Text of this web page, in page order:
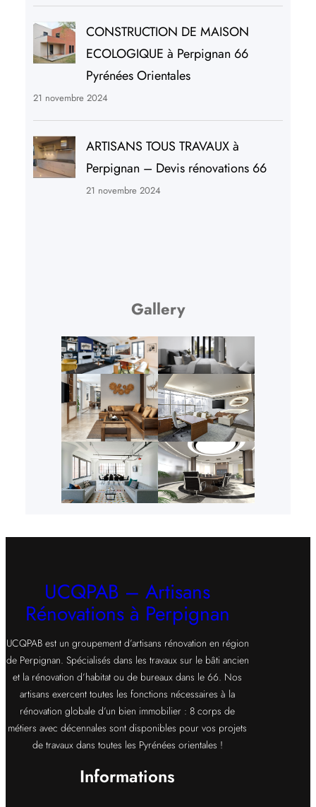
CONSTRUCTION DE MAISON
ECOLOGIQUE à Perpignan 66
Pyrénées Orientales
21 novembre 2024
ARTISANS TOUS TRAVAUX à
Perpignan – Devis rénovations 66
21 novembre 2024
Gallery
UCQPAB – Artisans
Rénovations à Perpignan
UCQPAB est un groupement d’artisans rénovation en région
de Perpignan. Spécialisés dans les travaux sur le bâti ancien
et la rénovation d’habitat ou de bureaux dans le 66. Nos
artisans exercent toutes les fonctions nécessaires à la
rénovation globale d’un bien immobilier : 8 corps de
métiers avec décennales sont disponibles pour vos projets
de travaux dans toutes les Pyrénées orientales !
Informations